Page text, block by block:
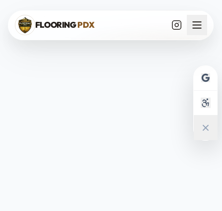
Saltar al contenido
FLOORINGPDX